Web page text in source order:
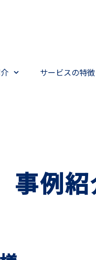
サービスの特徴
事例